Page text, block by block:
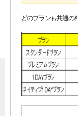
どのプランも共通の